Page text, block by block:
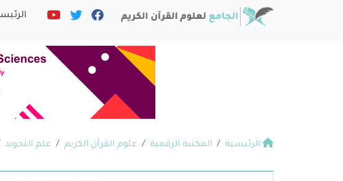
الرئيسية المكتبة الرقمية علوم القرآن الكريم علم التجويد